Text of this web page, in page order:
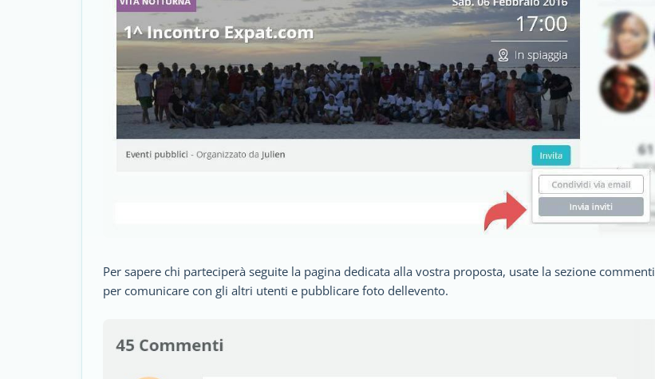
Per sapere chi parteciperà seguite la pagina dedicata alla vostra proposta, usate la sezione commenti
per comunicare con gli altri utenti e pubblicare foto dellevento.